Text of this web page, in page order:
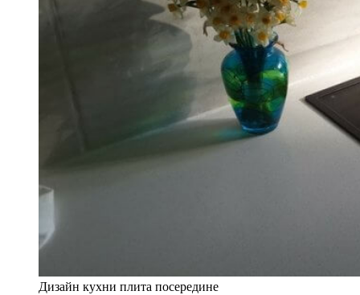
Дизайн кухни плита посередине